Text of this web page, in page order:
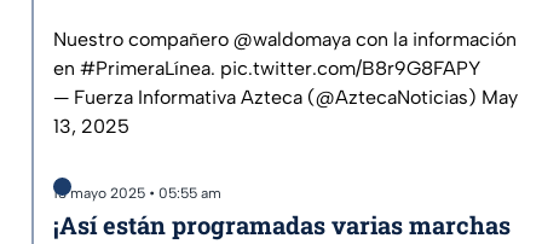
Nuestro compañero @waldomaya con la información
en #PrimeraLínea. pic.twitter.com/B8r9G8FAPY
— Fuerza Informativa Azteca (@AztecaNoticias) May
13, 2025
13 mayo 2025 • 05:55 am
¡Así están programadas varias marchas